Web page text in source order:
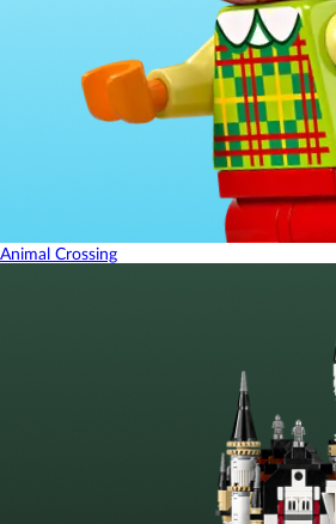
Animal Crossing